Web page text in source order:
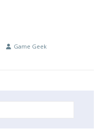
Game Geek